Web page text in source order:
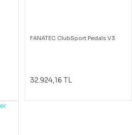
FANATEC ClubSport Pedals V3
32.924,16 TL